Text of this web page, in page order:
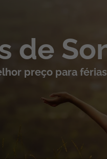
Cruzeiros
Promoções
de
preço para